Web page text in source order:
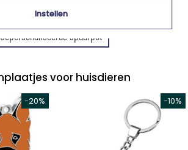
Gepersonaliseerde spaarpot
voor huisdieren
Instellen